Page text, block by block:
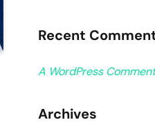
Recent
A WordPress
Archives